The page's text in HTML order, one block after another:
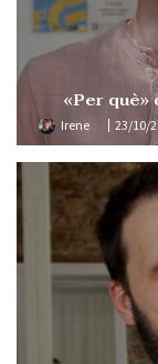
«Per què»
Irene 23/10/